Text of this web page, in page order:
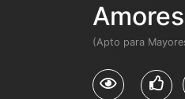
(Apto para